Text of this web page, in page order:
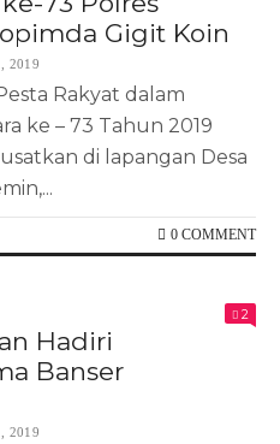
Gigit Koin
2019
Rakyat dalam
ke – 73 Tahun 2019
di lapangan Desa
0 COMMENT
2
Hadiri
Banser
2019